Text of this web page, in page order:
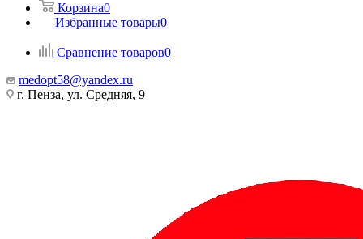
Корзина0
Избранные товары0
Сравнение товаров0
medopt58@yandex.ru
г. Пенза, ул. Средняя, 9